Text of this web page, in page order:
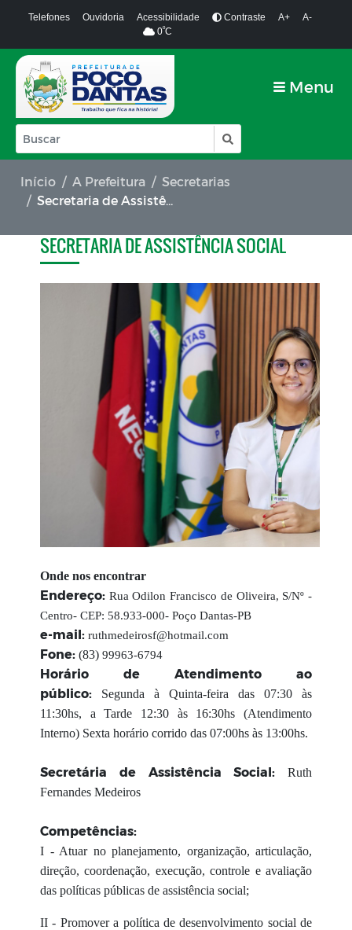
Telefones Ouvidoria Acessibilidade Contraste A+
A-
0ºC
Menu
Início A Prefeitura
Secretarias
Secretaria de Assistência Social
SECRETARIA DE ASSISTÊNCIA SOCIAL
Onde nos encontrar
Endereço: Rua Odilon Francisco de Oliveira, S/Nº -
Centro- CEP: 58.933-000- Poço Dantas-PB
e-mail: ruthmedeirosf@hotmail.com
Fone: (83) 99963-6794
Horário de Atendimento ao
público:
Segunda à Quinta-feira das 07:30 às
11:30hs, a Tarde 12:30 às 16:30hs (Atendimento
Interno) Sexta horário corrido das 07:00hs às 13:00hs.
Secretária de Assistência Social: Ruth
Fernandes Medeiros
Competências:
I - Atuar no planejamento, organização, articulação,
direção, coordenação, execução, controle e avaliação
das políticas públicas de assistência social;
II - Promover a política de desenvolvimento social de